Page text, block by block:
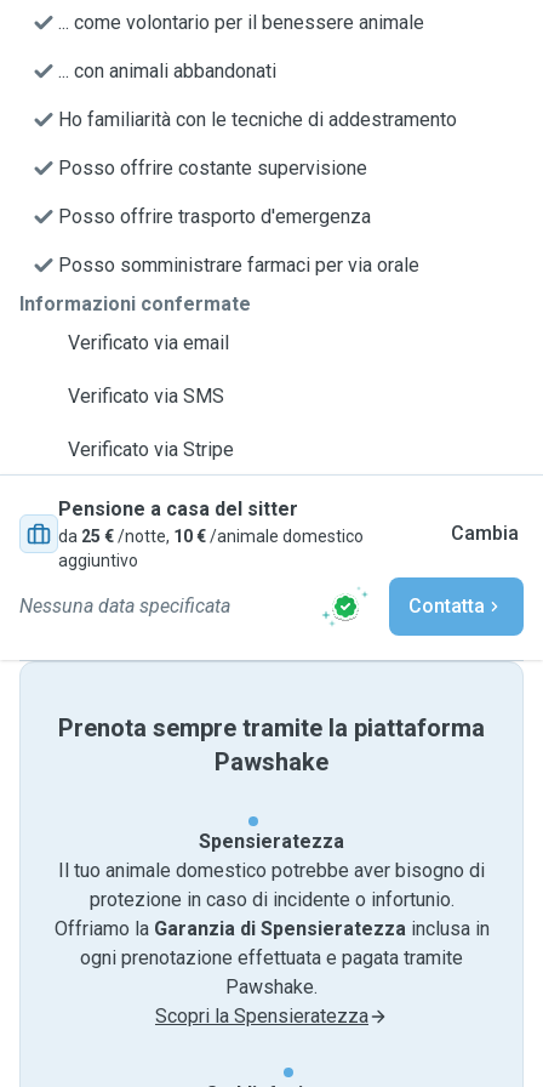
... come volontario per il benessere animale
... con animali abbandonati
Ho familiarità con le tecniche di addestramento
Posso offrire costante supervisione
Posso offrire trasporto d'emergenza
Posso somministrare farmaci per via orale
Informazioni confermate
Verificato via email
Verificato via SMS
Verificato via Stripe
Pensione a casa del sitter
da 25 €/notte, 10 €/animale domestico
aggiuntivo
Cambia
Nessuna data specificata Contatta
Prenota sempre tramite la piattaforma
Pawshake
Spensieratezza
Il tuo animale domestico potrebbe aver bisogno di
protezione in caso di incidente o infortunio.
Offriamo la Garanzia di Spensieratezzainclusa in
ogni prenotazione effettuata e pagata tramite
Pawshake.
Scopri la Spensieratezza